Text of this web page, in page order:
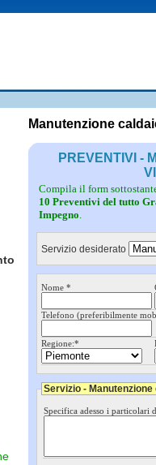
Manutenzione
PREVENTIVI -
Compila il form
10 Preventivi del tutto
Impegno.
Servizio desiderato
Nome *
Telefono (preferibilmente
Regione:*
Servizio -
Specifica adesso i particolari